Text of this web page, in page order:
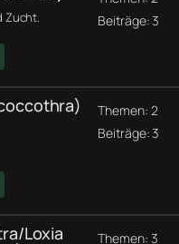
Zucht.
Beiträge: 3
Themen: 2
Beiträge: 3
Loxia Themen: 3